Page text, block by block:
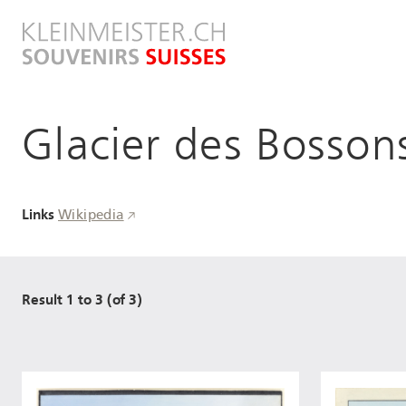
zum
Inhalt
Glacier des
Links Wikipedia
Result 1 to 3 (of 3)